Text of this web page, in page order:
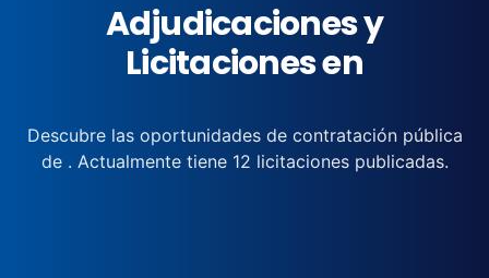
Adjudicaciones y
Licitaciones en
Descubre las oportunidades de contratación pública
de . Actualmente tiene 12 licitaciones publicadas.